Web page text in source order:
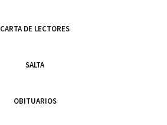
CARTA DE LECTORES
SALTA
OBITUARIOS